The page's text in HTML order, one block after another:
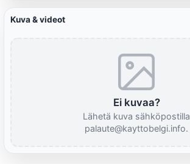
Kuva & videot
Ei kuvaa?
Lähetä kuva sähköpostilla
palaute@kayttobelgi.info.